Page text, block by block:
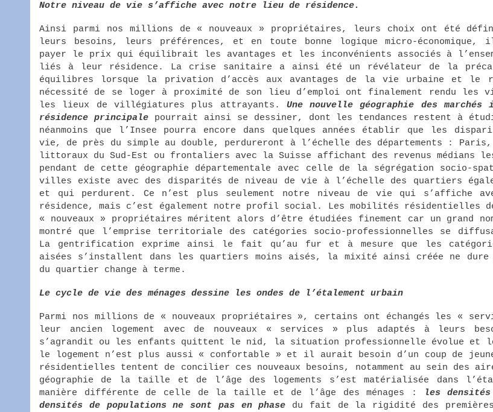
Notre niveau de vie s’affiche avec notre lieu de résidence.
Ainsi parmi nos millions de « nouveaux » propriétaires, leurs choix ont été
leurs besoins, leurs préférences, et en toute bonne logique micro-économique,
payer le prix qui équilibrait les avantages et les inconvénients associés à
liés à leur résidence. La crise sanitaire a ainsi été un révélateur de la
équilibres lorsque la privation d’accès aux avantages de la vie urbaine et le
nécessité de se loger à proximité de son lieu d’emploi ont finalement rendu les
les lieux de villégiatures plus attrayants. Une nouvelle géographie des
résidence principale pourrait ainsi se dessiner, dont les tendances restent à
néanmoins que l’Insee pourra encore dans quelques années établir que les
vie, de près du simple au double, perdureront à l’échelle des départements : Paris,
littoraux du Sud-Est ou frontaliers avec la Suisse affichant des revenus médians
pendant de cette géographie départementale avec celle de la ségrégation socio-
villes existe avec des disparités de niveau de vie à l’échelle des quartiers
et qui perdurent. Ce n’est plus seulement notre niveau de vie qui s’affiche
résidence, mais c’est également notre profil social. Les mobilités résidentielles
« nouveaux » propriétaires méritent alors d’être étudiées finement car un grand
montré que l’emprise territoriale des catégories socio-professionnelles se
La gentrification exprime ainsi le fait qu’au fur et à mesure que les
aisées s’installent dans les quartiers moins aisés, la mixité ainsi créée ne
du quartier change à terme.
Le cycle de vie des ménages dessine les ondes de l’étalement urbain
Parmi nos millions de « nouveaux propriétaires », certains ont échangés les «
leur ancien logement avec de nouveaux « services » plus adaptés à leurs
s’agrandit ou les enfants quittent le nid, la situation professionnelle évolue et
le logement n’est plus aussi « confortable » et il aurait besoin d’un coup de
résidentielles tentent de concilier ces nouveaux besoins, notamment au sein des
géographie de la taille et de l’âge des logements s’est matérialisée dans
manière différente de celle de la taille et de l’âge des ménages :
les
densités de populations ne sont pas en phase
du fait de la rigidité des